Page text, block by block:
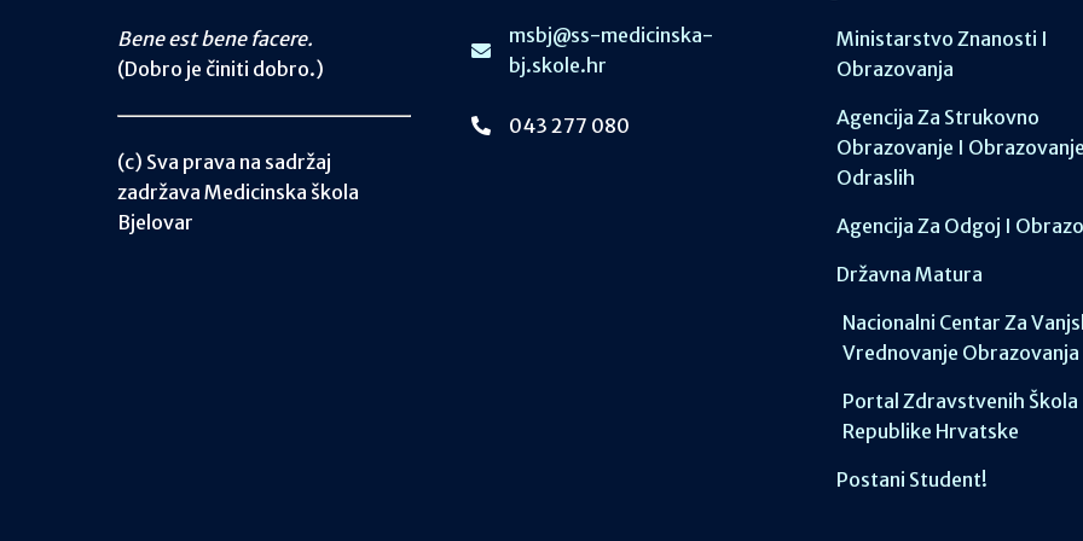
Bene est bene facere.
(Dobro je činiti dobro.)
(c) Sva prava na sadržaj
zadržava Medicinska škola
Bjelovar
msbj@ss-medicinska-
bj.skole.hr
043 277 080
Ministarstvo Znanosti I
Obrazovanja
Agencija Za Strukovno
Obrazovanje I Obrazovanje
Odraslih
Agencija Za Odgoj I
Državna Matura
Nacionalni Centar Za
Vrednovanje Obrazovanja
Portal Zdravstvenih Škola
Republike Hrvatske
Postani Student!